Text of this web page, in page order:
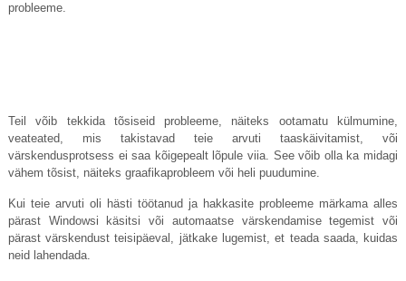
probleeme.
Teil võib tekkida tõsiseid probleeme, näiteks ootamatu külmumine,
veateated, mis takistavad teie arvuti taaskäivitamist, või
värskendusprotsess ei saa kõigepealt lõpule viia. See võib olla ka midagi
vähem tõsist, näiteks graafikaprobleem või heli puudumine.
Kui teie arvuti oli hästi töötanud ja hakkasite probleeme märkama alles
pärast Windowsi käsitsi või automaatse värskendamise tegemist või
pärast värskendust teisipäeval, jätkake lugemist, et teada saada, kuidas
neid lahendada.